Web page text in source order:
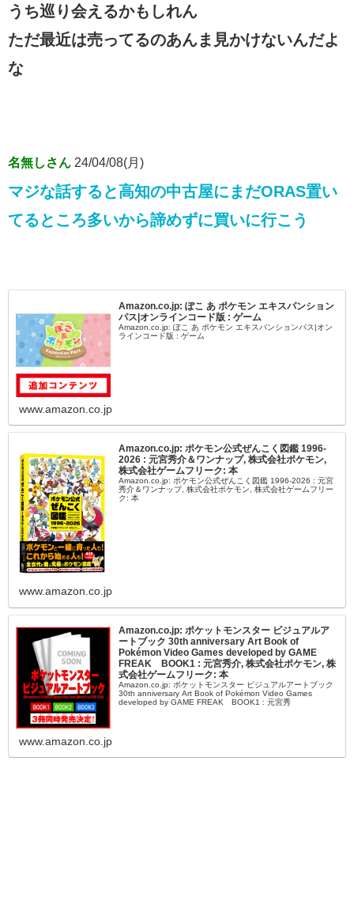
うち巡り会えるかもしれん
ただ最近は売ってるのあんま見かけないんだよ
な
名無しさん 24/04/08(月)
マジな話すると高知の中古屋にまだORAS置い
てるところ多いから諦めずに買いに行こう
Amazon.co.jp: ぽこ あ ポケモン エキスパンション
パス|オンラインコード版 : ゲーム
Amazon.co.jp: ぽこ あ ポケモン エキスパンションパス|オン
ラインコード版 : ゲーム
www.amazon.co.jp
Amazon.co.jp: ポケモン公式ぜんこく図鑑 1996-
2026 : 元宮秀介＆ワンナップ, 株式会社ポケモン,
株式会社ゲームフリーク: 本
Amazon.co.jp: ポケモン公式ぜんこく図鑑 1996-2026 : 元宮
秀介＆ワンナップ, 株式会社ポケモン, 株式会社ゲームフリー
ク: 本
www.amazon.co.jp
Amazon.co.jp: ポケットモンスター ビジュアルア
ートブック 30th anniversary Art Book of
Pokémon Video Games developed by GAME
FREAK BOOK1 : 元宮秀介, 株式会社ポケモン, 株
式会社ゲームフリーク: 本
Amazon.co.jp: ポケットモンスター ビジュアルアートブック
30th anniversary Art Book of Pokémon Video Games
developed by GAME FREAK BOOK1 : 元宮秀
www.amazon.co.jp